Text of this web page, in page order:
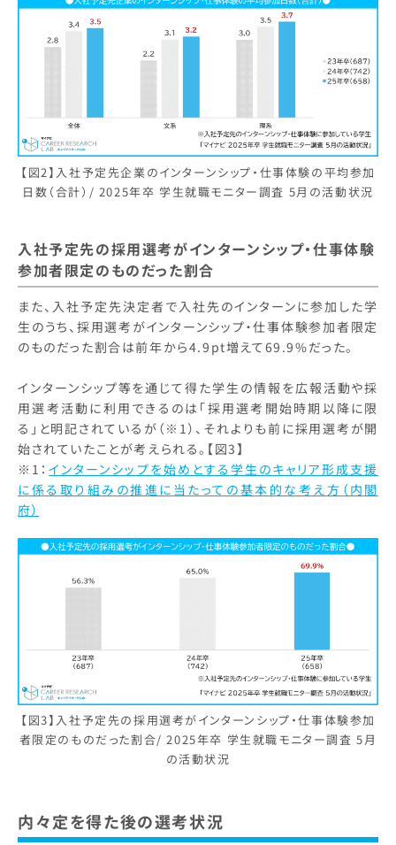
【図2】入社予定先企業のインターンシップ・仕事体験の平均参加
日数（合計）/ 2025年卒 学生就職モニター調査 5月の活動状況
入社予定先の採用選考がインターンシップ・仕事体験
参加者限定のものだった割合
また、入社予定先決定者で入社先のインターンに参加した学
生のうち、採用選考がインターンシップ・仕事体験参加者限定
のものだった割合は前年から4.9pt増えて69.9%だった。
インターンシップ等を通じて得た学生の情報を広報活動や採
用選考活動に利用できるのは「採用選考開始時期以降に限
る」と明記されているが（※1）、それよりも前に採用選考が開
始されていたことが考えられる。【図3】
※1：インターンシップを始めとする学生のキャリア形成支援
に係る取り組みの推進に当たっての基本的な考え方（内閣
府）
【図3】入社予定先の採用選考がインターンシップ・仕事体験参加
者限定のものだった割合/ 2025年卒 学生就職モニター調査 5月
の活動状況
内々定を得た後の選考状況